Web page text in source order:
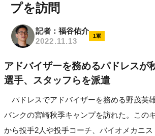
プを訪問
記者：福谷佑介
2022.11.13
1軍
アドバイザーを務めるパドレスが
選手、スタッフらを派遣
パドレスでアドバイザーを務める野茂英
バンクの宮崎秋季キャンプを訪れた。この
から投手2人や投手コーチ、バイオメカニ